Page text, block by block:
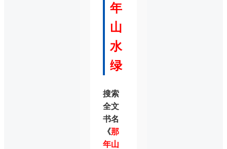
年
山
水
绿
搜索
全文
书名
《那
年山